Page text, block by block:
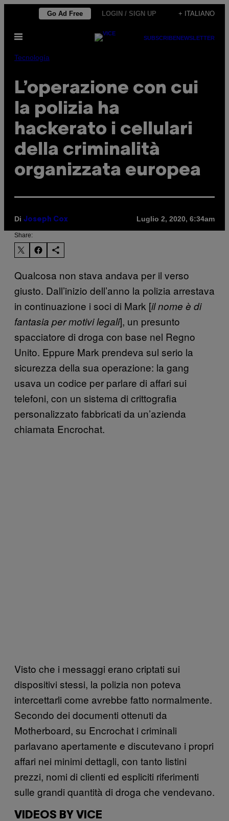
contenuto
Go Ad Free LOGIN / SIGN UP + ITALIANO
Apri
SUBSCRIBENEWSLETTER
Tecnología
L’operazione con cui
la polizia ha
hackerato i cellulari
della criminalità
organizzata europea
Di Joseph Cox Luglio 2, 2020, 6:34am
Share:
Qualcosa non stava andava per il verso
giusto. Dall’inizio dell’anno la polizia arrestava
in continuazione i soci di Mark [il nome è di
fantasia per motivi legali], un presunto
spacciatore di droga con base nel Regno
Unito. Eppure Mark prendeva sul serio la
sicurezza della sua operazione: la gang
usava un codice per parlare di affari sui
telefoni, con un sistema di crittografia
personalizzato fabbricati da un’azienda
chiamata Encrochat.
Visto che i messaggi erano criptati sui
dispositivi stessi, la polizia non poteva
intercettarli come avrebbe fatto normalmente.
Secondo dei documenti ottenuti da
Motherboard, su Encrochat i criminali
parlavano apertamente e discutevano i propri
affari nei minimi dettagli, con tanto listini
prezzi, nomi di clienti ed espliciti riferimenti
sulle grandi quantità di droga che vendevano.
VIDEOS BY VICE